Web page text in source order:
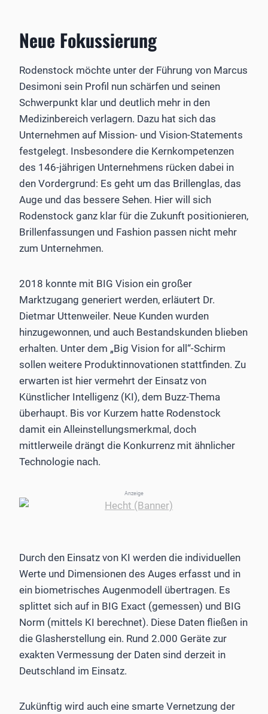
Neue Fokussierung
Rodenstock möchte unter der Führung von Marcus
­Desimoni sein Profil nun schärfen und seinen
Schwerpunkt klar und deutlich mehr in den
Medizinbereich verlagern. Dazu hat sich das
Unternehmen auf Mission- und Vision-Statements
festgelegt. Insbesondere die Kernkompetenzen
des 146-jährigen Unternehmens rücken dabei in
den Vordergrund: Es geht um das Brillenglas, das
Auge und das bessere Sehen. Hier will sich
Rodenstock ganz klar für die Zukunft positionieren,
Brillenfassungen und Fashion passen nicht mehr
zum Unternehmen.
2018 konnte mit BIG Vision ein großer
Marktzugang generiert werden, erläutert Dr.
Dietmar Uttenweiler. Neue Kunden wurden
hinzugewonnen, und auch Bestandskunden blieben
erhalten. Unter dem „Big Vision for all“-Schirm
sollen weitere Produktinnovationen stattfinden. Zu
erwarten ist hier vermehrt der Einsatz von
Künstlicher Intelligenz (KI), dem Buzz-Thema
überhaupt. Bis vor Kurzem hatte ­Rodenstock
damit ein Alleinstellungsmerkmal, doch
mittlerweile drängt die Konkurrenz mit ähnlicher
Technologie nach.
Anzeige
Durch den Einsatz von KI werden die individuellen
Werte und Dimensionen des Auges erfasst und in
ein biometrisches Augenmodell übertragen. Es
splittet sich auf in BIG Exact (gemessen) und BIG
Norm (mittels KI berechnet). ­Diese Daten fließen in
die Glasherstellung ein. Rund 2.000 Geräte zur
exakten Vermessung der Daten sind derzeit in
Deutschland im Einsatz.
Zukünftig wird auch eine smarte Vernetzung der